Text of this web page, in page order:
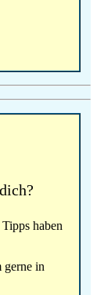
haben
gerne in